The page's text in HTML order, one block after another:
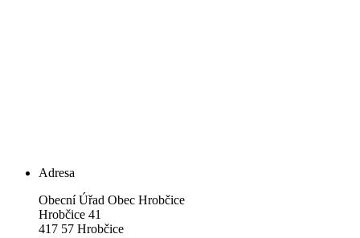
Adresa
Obecní Úřad Obec Hrobčice
Hrobčice 41
417 57 Hrobčice